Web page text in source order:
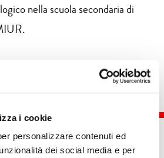
i cookie
personalizzare contenuti ed
dei social media e per
nella scuola secondaria di